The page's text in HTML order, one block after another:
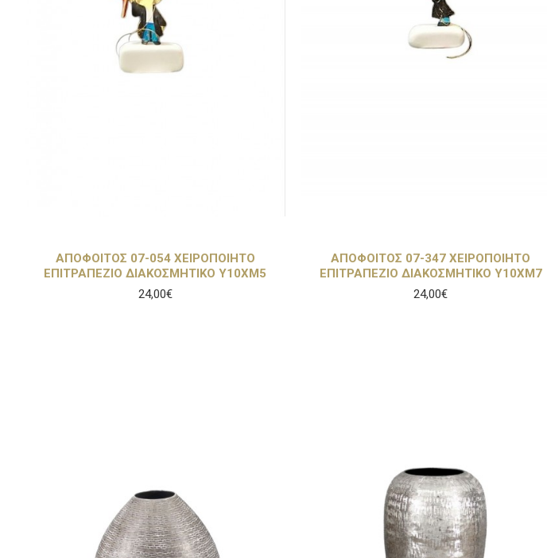
ΑΠΟΦΟΙΤΟΣ 07-054 ΧΕΙΡΟΠΟΙΗΤΟ
ΕΠΙΤΡΑΠΕΖΙΟ ΔΙΑΚΟΣΜΗΤΙΚΟ Υ10ΧΜ5
24,00€
ΑΠΟΦΟΙΤΟΣ 07-347 ΧΕΙΡΟΠΟΙΗΤΟ
ΕΠΙΤΡΑΠΕΖΙΟ ΔΙΑΚΟΣΜΗΤΙΚΟ Υ10ΧΜ7
24,00€